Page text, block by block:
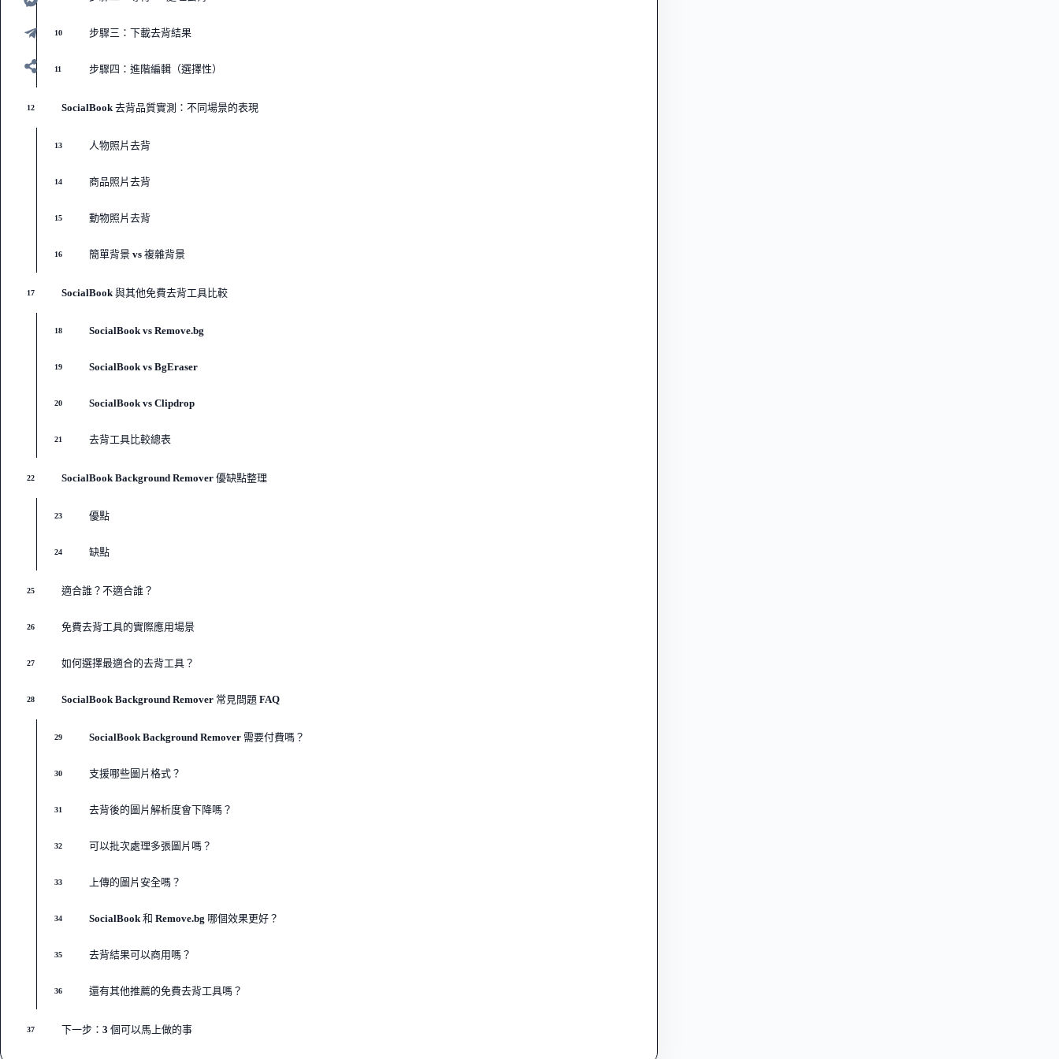
10 步驟三：下載去背結果
11 步驟四：進階編輯（選擇性）
12 SocialBook 去背品質實測：不同場景的表現
13 人物照片去背
14 商品照片去背
15 動物照片去背
16 簡單背景 vs 複雜背景
17 SocialBook 與其他免費去背工具比較
18 SocialBook vs Remove.bg
19 SocialBook vs BgEraser
20 SocialBook vs Clipdrop
21 去背工具比較總表
22 SocialBook Background Remover 優缺點整理
23 優點
24 缺點
25 適合誰？不適合誰？
26 免費去背工具的實際應用場景
27 如何選擇最適合的去背工具？
28 SocialBook Background Remover 常見問題 FAQ
29 SocialBook Background Remover 需要付費嗎？
30 支援哪些圖片格式？
31 去背後的圖片解析度會下降嗎？
32 可以批次處理多張圖片嗎？
33 上傳的圖片安全嗎？
34 SocialBook 和 Remove.bg 哪個效果更好？
35 去背結果可以商用嗎？
36 還有其他推薦的免費去背工具嗎？
37 下一步：3 個可以馬上做的事